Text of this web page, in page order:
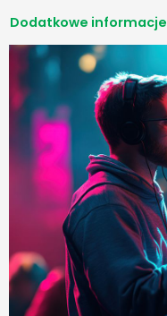
Dodatkowe informacje